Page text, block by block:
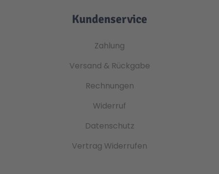
Kundenservice
Zahlung
Versand & Rückgabe
Rechnungen
Widerruf
Datenschutz
Vertrag Widerrufen